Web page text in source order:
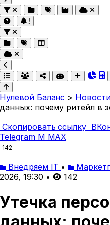
Нулевой Баланс > Новости
данных: почему ритейл в
Скопировать ссылку
Telegram M MAX
142
Внедряем IT •
2026, 19:30 • 142
Утечка